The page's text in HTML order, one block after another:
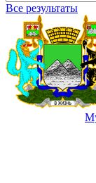
Все результаты